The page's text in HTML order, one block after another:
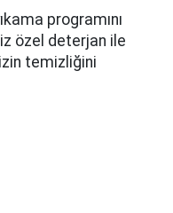
programını
özel deterjan ile
temizliğini